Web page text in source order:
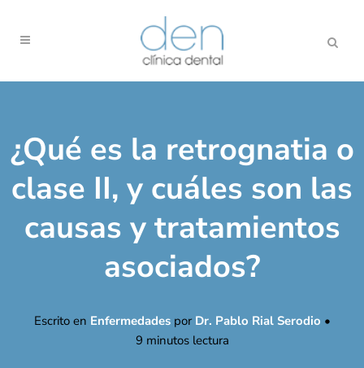
¿Qué es la retrognatia o
clase II, y cuáles son las
causas y tratamientos
asociados?
Escrito en Enfermedades por Dr. Pablo Rial Serodio •
9 minutos lectura